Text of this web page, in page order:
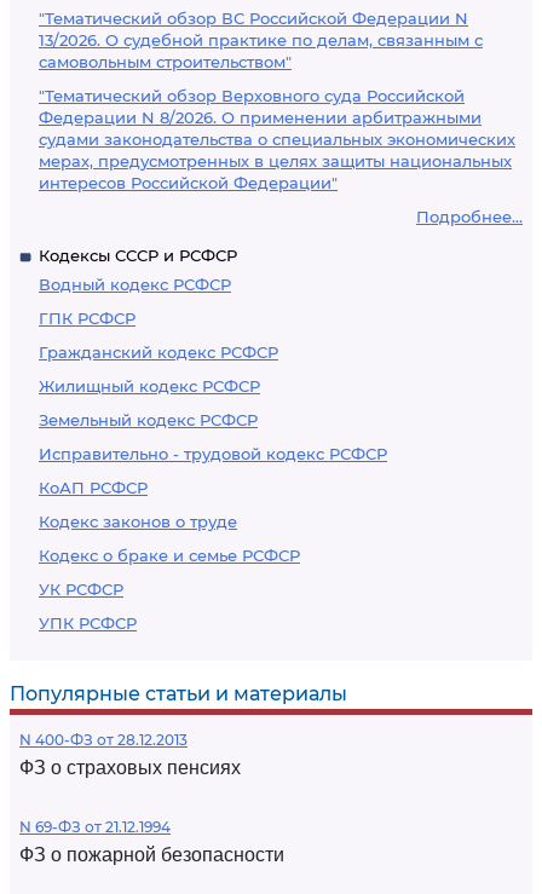
"Тематический обзор ВС Российской Федерации N
13/2026. О судебной практике по делам, связанным с
самовольным строительством"
"Тематический обзор Верховного суда Российской
Федерации N 8/2026. О применении арбитражными
судами законодательства о специальных экономических
мерах, предусмотренных в целях защиты национальных
интересов Российской Федерации"
Подробнее...
Кодексы СССР и РСФСР
Водный кодекс РСФСР
ГПК РСФСР
Гражданский кодекс РСФСР
Жилищный кодекс РСФСР
Земельный кодекс РСФСР
Исправительно - трудовой кодекс РСФСР
КоАП РСФСР
Кодекс законов о труде
Кодекс о браке и семье РСФСР
УК РСФСР
УПК РСФСР
Популярные статьи и материалы
N 400-ФЗ от 28.12.2013
ФЗ о страховых пенсиях
N 69-ФЗ от 21.12.1994
ФЗ о пожарной безопасности